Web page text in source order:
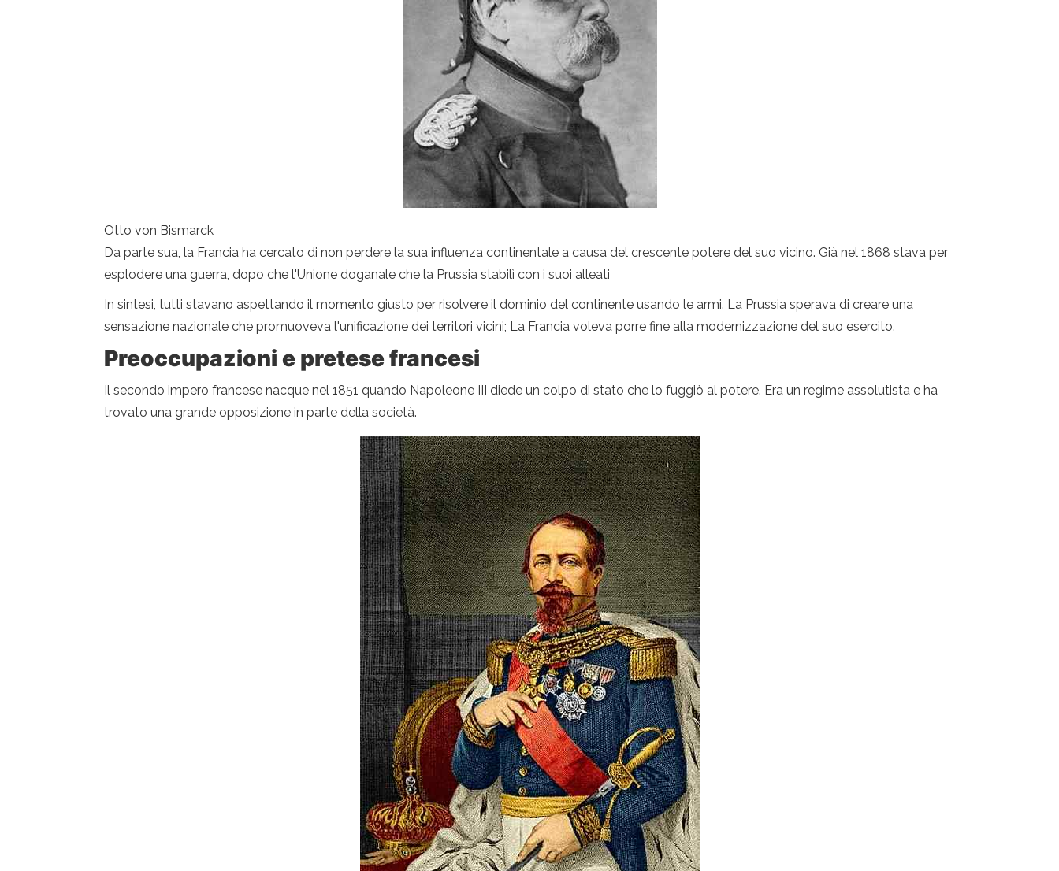
Otto von Bismarck
Da parte sua, la Francia ha cercato di non perdere la sua influenza continentale a causa del crescente potere del suo vicino. Già nel 1868 stava per
esplodere una guerra, dopo che l'Unione doganale che la Prussia stabilì con i suoi alleati
In sintesi, tutti stavano aspettando il momento giusto per risolvere il dominio del continente usando le armi. La Prussia sperava di creare una
sensazione nazionale che promuoveva l'unificazione dei territori vicini; La Francia voleva porre fine alla modernizzazione del suo esercito.
Preoccupazioni e pretese francesi
Il secondo impero francese nacque nel 1851 quando Napoleone III diede un colpo di stato che lo fuggiò al potere. Era un regime assolutista e ha
trovato una grande opposizione in parte della società.